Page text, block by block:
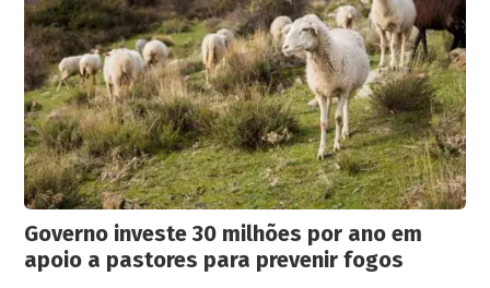
Governo investe 30 milhões por ano em
apoio a pastores para prevenir fogos